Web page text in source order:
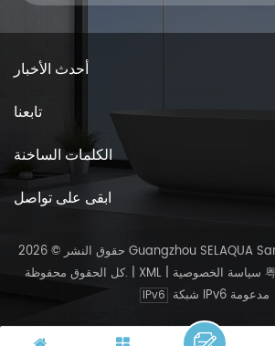
أحدث الأخبار
تابعنا
الكلمات الساخنة
ابقى على تواصل
حقوق النشر © 2026 Guangzhou SELAQUA Sanitary Ware Co., Ltd.
كل الحقوق محفوظة. | XML| سياسة الخصوصية
IPv6 شبكة IPv6 مدعومة